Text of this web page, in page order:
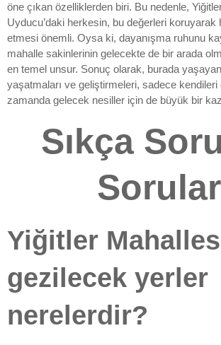
öne çıkan özelliklerden biri. Bu nedenle,
Uyducu’daki herkesin, bu değerleri koruyarak
etmesi önemli. Oysa ki, dayanışma ruhunu
mahalle sakinlerinin gelecekte de bir arada
en temel unsur. Sonuç olarak, burada
yaşatmaları ve geliştirmeleri, sadece kendileri
zamanda gelecek nesiller için de büyük bir
Sıkça
Sorular
Yiğitler
gezilecek yerler
nerelerdir?